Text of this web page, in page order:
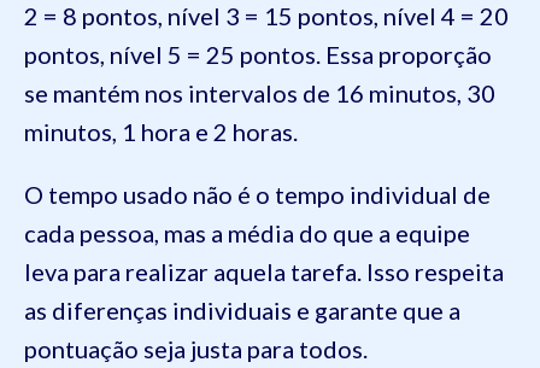
2 = 8 pontos, nível 3 = 15 pontos, nível 4 = 20
pontos, nível 5 = 25 pontos. Essa proporção
se mantém nos intervalos de 16 minutos, 30
minutos, 1 hora e 2 horas.
O tempo usado não é o tempo individual de
cada pessoa, mas a média do que a equipe
leva para realizar aquela tarefa. Isso respeita
as diferenças individuais e garante que a
pontuação seja justa para todos.